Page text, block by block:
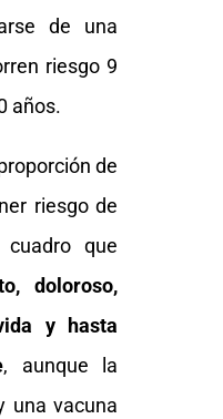
de una
riesgo 9
años.
de
riesgo de
que
doloroso,
y hasta
, aunque la
una vacuna